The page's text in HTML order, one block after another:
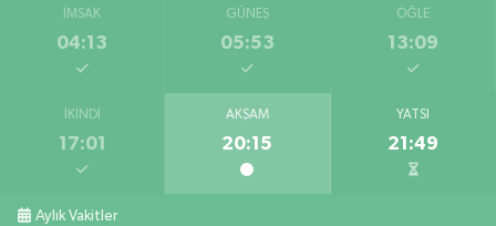
İMSAK
04:13
GÜNEŞ
05:53
ÖĞLE
13:09
İKINDI
17:01
AKŞAM
20:15
YATSI
21:49
Aylık Vakitler